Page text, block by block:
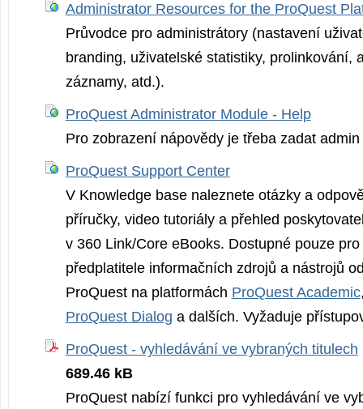
Administrator Resources for the ProQuest
Průvodce pro administrátory (nastavení
branding, uživatelské statistiky, prolinkování,
záznamy, atd.).
ProQuest Administrator Module - Help
Pro zobrazení nápovědy je třeba zadat
ProQuest Support Center
V Knowledge base naleznete otázky a
příručky, video tutoriály a přehled
v 360 Link/Core eBooks. Dostupné pouze
předplatitele informačních zdrojů a nástrojů
ProQuest na platformách ProQuest Academic
ProQuest Dialog a dalších. Vyžaduje
ProQuest - vyhledávání ve vybraných titulech
689.46 kB
ProQuest nabízí funkci pro vyhledávání ve